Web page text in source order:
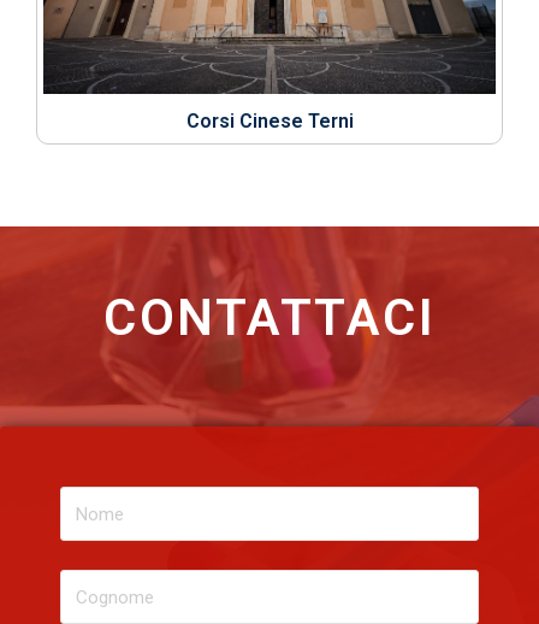
Corsi Cinese Terni
CONTATTACI